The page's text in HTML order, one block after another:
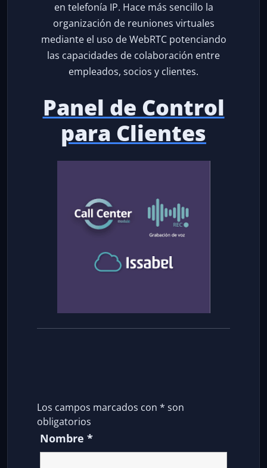
en telefonía IP. Hace más sencillo la
organización de reuniones virtuales
mediante el uso de WebRTC potenciando
las capacidades de colaboración entre
empleados, socios y clientes.
Panel de Control
para Clientes
Los campos marcados con * son
obligatorios
Nombre *